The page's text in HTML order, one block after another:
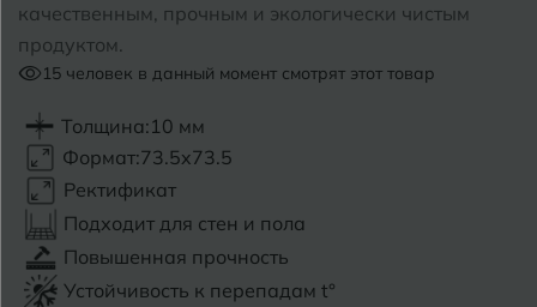
качественным, прочным и экологически чистым
продуктом.
15 человек в данный момент смотрят этот товар
Толщина:10 мм
Формат:73.5x73.5
Ректификат
Подходит для стен и пола
Повышенная прочность
Устойчивость к перепадам t°
Боровичи
Брянск
Бугульма
Бугуруслан
В Великий Новгород
Владимир
Рязань